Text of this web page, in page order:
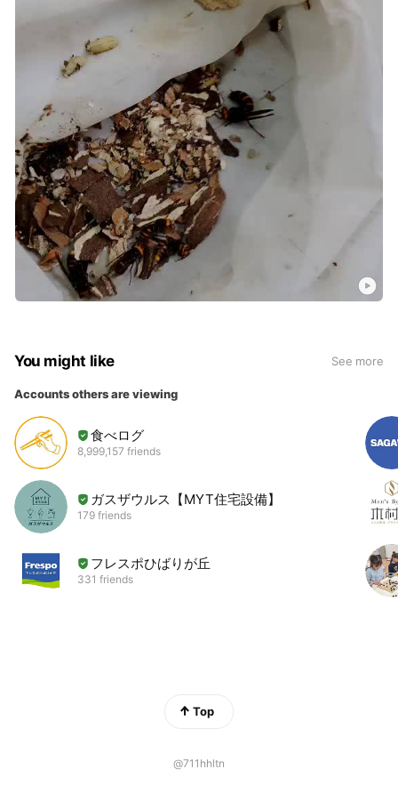
You might like See more
Accounts others are viewing
食べログ
8,999,157 friends
ガスザウルス【MYT住宅設備】
179 friends
フレスポひばりが丘
331 friends
Top
@711hhltn